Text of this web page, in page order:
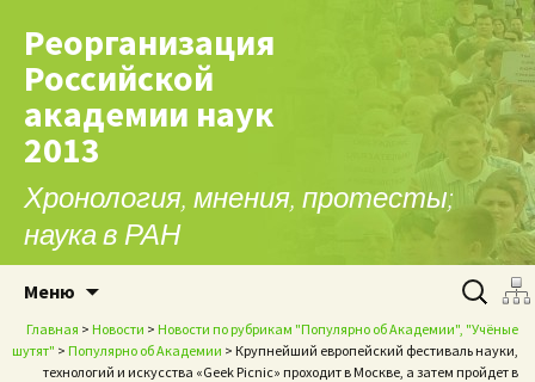
Реорганизация
Российской
академии наук
2013
Хронология, мнения, протесты;
наука в РАН
Меню Найти:
Главная > Новости > Новости по рубрикам "Популярно об Академии", "Учёные
шутят" > Популярно об Академии > Крупнейший европейский фестиваль науки,
технологий и искусства «Geek Picnic» проходит в Москве, а затем пройдет в